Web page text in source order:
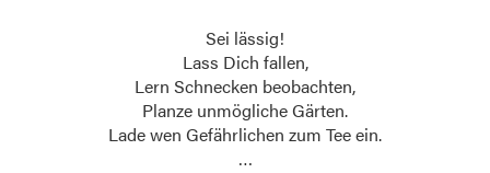
Sei lässig!
Lass Dich fallen,
Lern Schnecken beobachten,
Planze unmögliche Gärten.
Lade wen Gefährlichen zum Tee ein.
…